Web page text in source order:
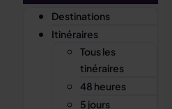
Destinations
Itinéraires
Tous les
tinéraires
48 heures
5 jours